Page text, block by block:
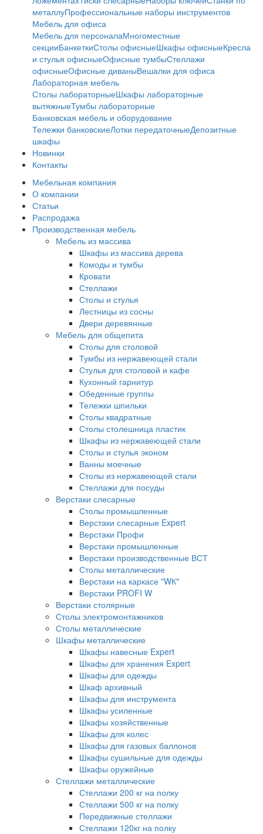
металлуПрофессиональные наборы инструментов
Мебель для офиса
Мебель для персоналаМногоместные
секцииБанкеткиСтолы офисныеШкафы офисныеКресла
и стулья офисныеОфисные тумбыСтеллажи
офисныеОфисные диваныВешалки для офиса
Лабораторная мебель
Столы лабораторныеШкафы лабораторные
вытяжныеТумбы лабораторные
Банковская мебель и оборудование
Тележки банковскиеЛотки передаточныеДепозитные
шкафы
Новинки
Контакты
Мебельная компания
О компании
Статьи
Распродажа
Производственная мебель
Мебель из массива
Шкафы из массива дерева
Комоды и тумбы
Кровати
Стеллажи
Столы и стулья
Лестницы из сосны
Двери деревянные
Мебель для общепита
Столы для столовой
Тумбы из нержавеющей стали
Стулья для столовой и кафе
Кухонный гарнитур
Обеденные группы
Тележки шпильки
Столы квадратные
Столы столешница пластик
Шкафы из нержавеющей стали
Столы и стулья эконом
Ванны моечные
Столы из нержавеющей стали
Стеллажи для посуды
Верстаки слесарные
Столы промышленные
Верстаки слесарные Expert
Верстаки Профи
Верстаки промышленные
Верстаки производственные ВСТ
Столы металлические
Верстаки на каркасе "WК"
Верстаки PROFI W
Верстаки столярные
Столы электромонтажников
Столы металлические
Шкафы металлические
Шкафы навесные Expert
Шкафы для хранения Expert
Шкафы для одежды
Шкаф архивный
Шкафы для инструмента
Шкафы усиленные
Шкафы хозяйственные
Шкафы для колес
Шкафы для газовых баллонов
Шкафы сушильные для одежды
Шкафы оружейные
Стеллажи металлические
Стеллажи 200 кг на полку
Стеллажи 500 кг на полку
Передвижные стеллажи
Стеллажи 120кг на полку